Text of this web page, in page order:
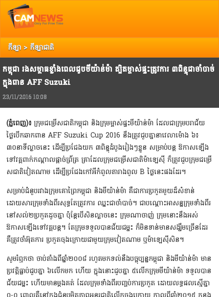
កីឡា > កីឡាជាតិ
កម្ពុជា រងសម្ពាធខ្លាំងពេលជួបមីយ៉ាន់ម៉ា ត្បិតម្ចាស់ផ្ទះត្រូវការ ៣ពិន្ទុជាចាំបាច់
ក្នុងពាន AFF Suzuki
23/11/2016 10:08
(ភ្នំពេញ)៖ក្រុមជម្រើសជាតិកម្ពុជា និងក្រុមម្ចាស់ផ្ទះមីយ៉ាន់ម៉ា ដែលជាក្រុមបរាជ័យ
ថ្ងៃបើកឆាកពាន AFF Suzuki Cup 2016 នឹងត្រូវជួបគ្នានាវេលាម៉ោង ៦៖
៣០នាទីល្ងាចនេះ ដើម្បីប្រជែងយក ៣ពិន្ទុដំបូងរៀងៗខ្លួន សម្រាប់បន្ដ ឱកាសឡើង
ទៅវគ្គពាក់កណ្ដាលផ្ដាច់ព្រ័ត្រ គ្រាដែលក្រុមជម្រើសជាតិម៉ាឡេស៊ី ក៏ត្រូវជួបក្រុមជម្រើ
សជាតិវៀតណាម ដើម្បីប្រជែងកៅអីកំពូលតារាងពូល B ថ្ងៃនេះផងដែរ។
សម្រាប់ជំនួបរវាងក្រុមគោព្រៃកម្ពុជា និងមីយ៉ាន់ម៉ា គឺជាការប្រកួតមួយដ៏សំខាន់
ដោយសារក្រុមទាំងពីរសុទ្ធតែត្រូវការ ឈ្នះជាចាំបាច់។ ជាបណ្ដោះអាសន្នក្រុមទាំងពីរ
នៅសល់២ប្រកួតដូចគ្នា ប៉ុន្ដែបើសិនល្ងាចនេះ ក្រុមណាចាញ់ ក្រុមនោះនឹងអស់
ឱកាសឡើងទៅវគ្គបន្ដ។ តែក្រុមទទួលបានជ័យជម្នះ ក៏មិនទាន់មានសង្ឃឹមច្រើនដែរ
គឺត្រូវចាំអ៊ុតការ ប្រកួតចុងក្រោយជាមួយក្រុមវៀតណាម ឬម៉ាឡេស៊ីសិន។
សូមរំឮកថា ចាប់តាំងពីឆ្នាំ២០០៨ រហូតមកទល់នឹងបច្ចុប្បន្នកម្ពុជា និងមីយ៉ាន់ម៉ា មាន
ប្រវត្ដិធ្លាប់ជួបគ្នា ៦លើកមក ហើយ ក្នុងនោះជួបគ្នា ៥លើកក្រុមមីយ៉ាន់ម៉ា ទទួលបាន
ជ័យជម្នះ ហើយមានម្ដងគត់ ដែលក្រុមទាំងពីរបញ្ចប់ការប្រកួត ដោយលទ្ធផលស្មើគ្នា
រាល់ការរិះគន់ កែលំអ បញ្ចេញយោបល់ អ្នកអាចទាក់ទង Camnews តាមរយៈ Email: